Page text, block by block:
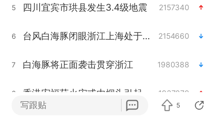
5 四川宜宾市珙县发生3.4级地震 2157340
6 台风白海豚闭眼浙江上海处于危险半圆 2154660
7 白海豚将正面袭击贯穿浙江 1980388
8 香港宏福苑火灾或由烟头引起 1937879
写跟贴 5